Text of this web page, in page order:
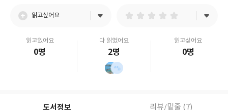
읽고싶어요
읽고있어요
0명
다 읽었어요
2명
읽고싶어요
0명
도서정보 리뷰/밑줄 (7)